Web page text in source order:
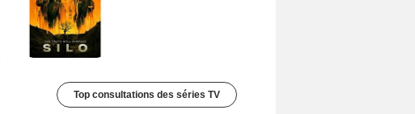
Top consultations des séries TV